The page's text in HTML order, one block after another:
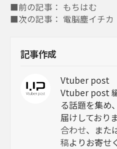
■前の記事： もちはむ
■次の記事： 電脳塵イチカ
記事作成
Vtuber post
Vtuber post
る話題を集め
届けしており
合わせ、また
稿よりお寄せ